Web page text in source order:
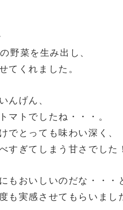
野菜を生み出し、
てくれました。
んげん、
マトでしたね・・・。
でとっても味わい深く、
すぎてしまう甘さでした！
もおいしいのだな・・・
も実感させてもらいまし